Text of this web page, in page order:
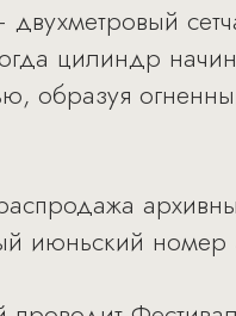
цилиндр
образуя
июньский